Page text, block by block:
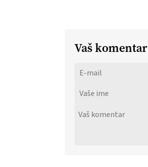
Vaš komentar